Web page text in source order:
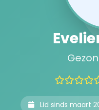
Lid sinds maart